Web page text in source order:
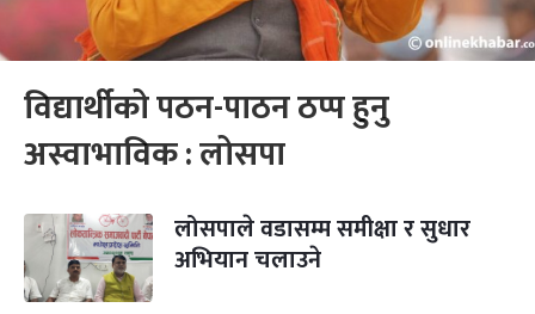
विद्यार्थीको पठन-पाठन ठप्प हुनु
अस्वाभाविक : लोसपा
लोसपाले वडासम्म समीक्षा र सुधार
अभियान चलाउने